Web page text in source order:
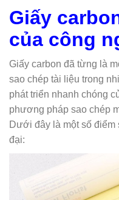
Giấy
của công
Giấy carbon đã từng là
sao chép tài liệu trong
phát triển nhanh chóng
phương pháp sao chép
Dưới đây là một số điểm
đại: